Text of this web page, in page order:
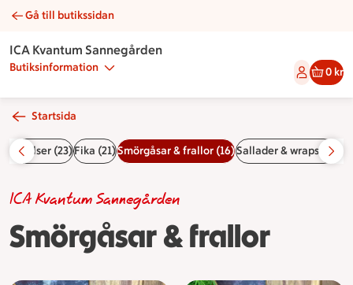
Smörgåsar & frallor | Catering ICA Kvantum Sannegården
Gå till butikssidan
ICA Kvantum Sannegården
Butiksinformation 0 kr
Startsida
bakelser (23)Fika (21)Smörgåsar & frallor (16)Sallader & wraps (8)
Smörgåsar & frallor
ICA Kvantum Sannegården